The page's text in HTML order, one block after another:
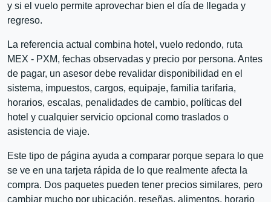
y si el vuelo permite aprovechar bien el día de llegada y
regreso.
La referencia actual combina hotel, vuelo redondo, ruta
MEX - PXM, fechas observadas y precio por persona. Antes
de pagar, un asesor debe revalidar disponibilidad en el
sistema, impuestos, cargos, equipaje, familia tarifaria,
horarios, escalas, penalidades de cambio, políticas del
hotel y cualquier servicio opcional como traslados o
asistencia de viaje.
Este tipo de página ayuda a comparar porque separa lo que
se ve en una tarjeta rápida de lo que realmente afecta la
compra. Dos paquetes pueden tener precios similares, pero
cambiar mucho por ubicación, reseñas, alimentos, horario